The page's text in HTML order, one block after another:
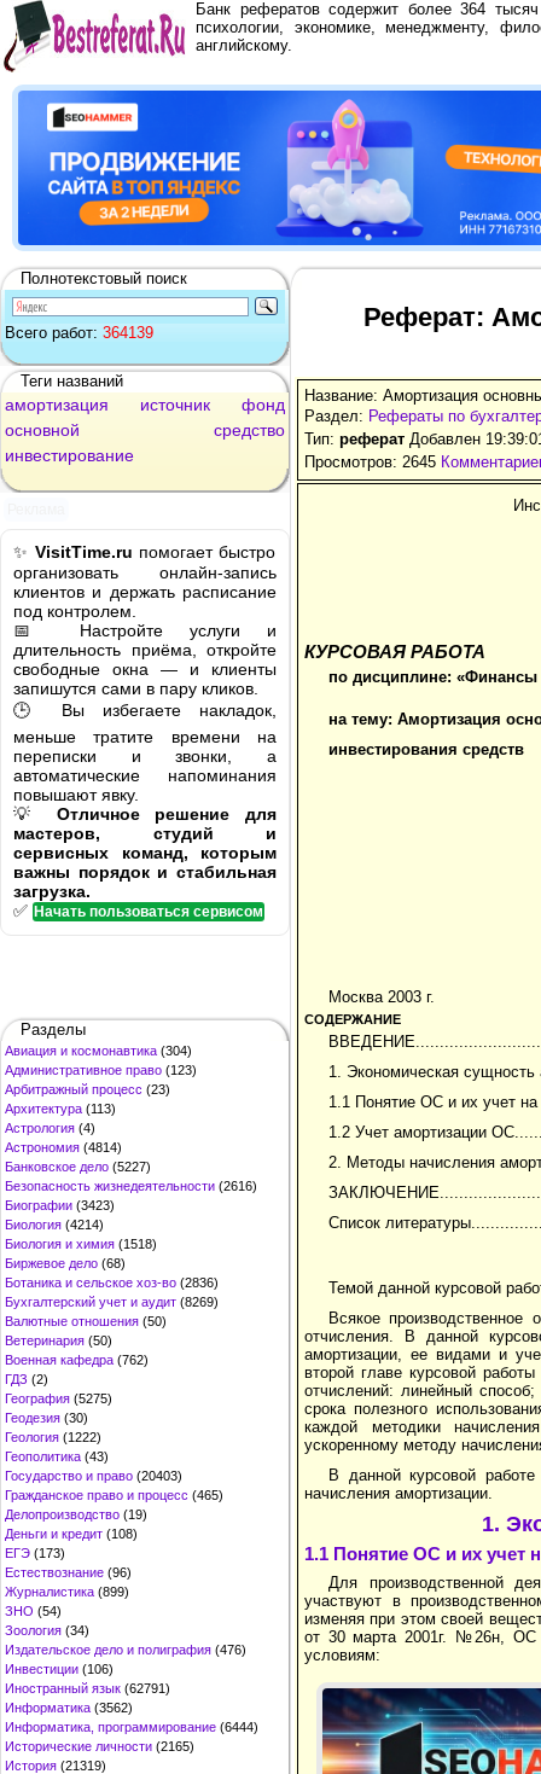
Банк рефератов содержит более 364
психологии, экономике, менеджменту,
английскому.
Полнотекстовый поиск
Всего работ: 364139
Теги названий
амортизация источник
фонд
основной
средство
инвестирование
✨ VisitTime.ru помогает быстро
организовать онлайн-запись
клиентов и держать расписание
под контролем.
📅 Настройте услуги и
длительность приёма, откройте
свободные окна — и клиенты
запишутся сами в пару кликов.
🕒 Вы избегаете накладок,
меньше тратите времени на
переписки и звонки, а
автоматические напоминания
повышают явку.
💡 Отличное решение для
мастеров, студий и
сервисных команд, которым
важны порядок и стабильная
загрузка.
✅ Начать пользоваться сервисом
Разделы
Авиация и космонавтика (304)
Административное право (123)
Арбитражный процесс (23)
Архитектура (113)
Астрология (4)
Астрономия (4814)
Банковское дело (5227)
Безопасность жизнедеятельности (2616)
Биографии (3423)
Биология (4214)
Биология и химия (1518)
Биржевое дело (68)
Ботаника и сельское хоз-во (2836)
Бухгалтерский учет и аудит (8269)
Валютные отношения (50)
Ветеринария (50)
Военная кафедра (762)
ГДЗ (2)
География (5275)
Геодезия (30)
Геология (1222)
Геополитика (43)
Государство и право (20403)
Гражданское право и процесс (465)
Делопроизводство (19)
Деньги и кредит (108)
ЕГЭ (173)
Естествознание (96)
Журналистика (899)
ЗНО (54)
Зоология (34)
Издательское дело и полиграфия (476)
Инвестиции (106)
Иностранный язык (62791)
Информатика (3562)
Информатика, программирование (6444)
Исторические личности (2165)
История (21319)
Реферат:
Название: Амортизация
Раздел: Рефераты по
Тип: реферат Добавлен
Просмотров: 2645
КУРСОВАЯ РАБОТА
по дисциплине: «Финансы
на тему: Амортизация
инвестирования средств
Москва 2003 г.
СОДЕРЖАНИЕ
1. Экономическая
1.1 Понятие ОС и их учет
1.2 Учет амортизации
2. Методы начисления
Список
Темой данной курсовой
Всякое
отчисления. В данной
амортизации, ее видами и
второй главе курсовой
отчислений: линейный
срока полезного
каждой методики
ускоренному методу
В данной курсовой
начисления амортизации.
1.
1.1 Понятие ОС и их учет
Для производственной
участвуют в
изменяя при этом своей
от 30 марта 2001г. №26н, ОС
условиям: